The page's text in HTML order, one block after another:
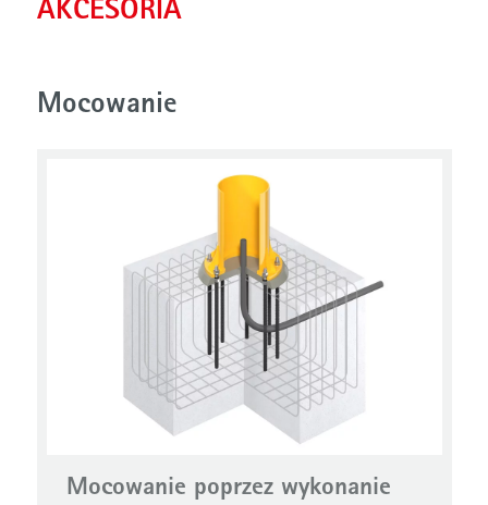
AKCESORIA
Mocowanie
Mocowanie poprzez wykonanie